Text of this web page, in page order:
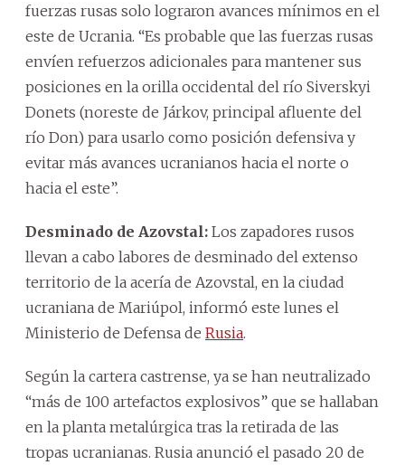
fuerzas rusas solo lograron avances mínimos en el
este de Ucrania. “Es probable que las fuerzas rusas
envíen refuerzos adicionales para mantener sus
posiciones en la orilla occidental del río Siverskyi
Donets (noreste de Járkov, principal afluente del
río Don) para usarlo como posición defensiva y
evitar más avances ucranianos hacia el norte o
hacia el este”.
Desminado de Azovstal: Los zapadores rusos
llevan a cabo labores de desminado del extenso
territorio de la acería de Azovstal, en la ciudad
ucraniana de Mariúpol, informó este lunes el
Ministerio de Defensa de Rusia.
Según la cartera castrense, ya se han neutralizado
“más de 100 artefactos explosivos” que se hallaban
en la planta metalúrgica tras la retirada de las
tropas ucranianas. Rusia anunció el pasado 20 de